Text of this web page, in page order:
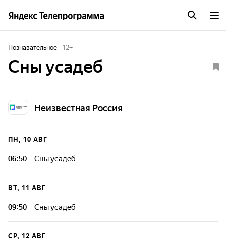
Познавательное 12+
Сны усадеб
Неизвестная Россия
ПН, 10 АВГ
06:50 Сны усадеб
ВТ, 11 АВГ
09:50 Сны усадеб
СР, 12 АВГ